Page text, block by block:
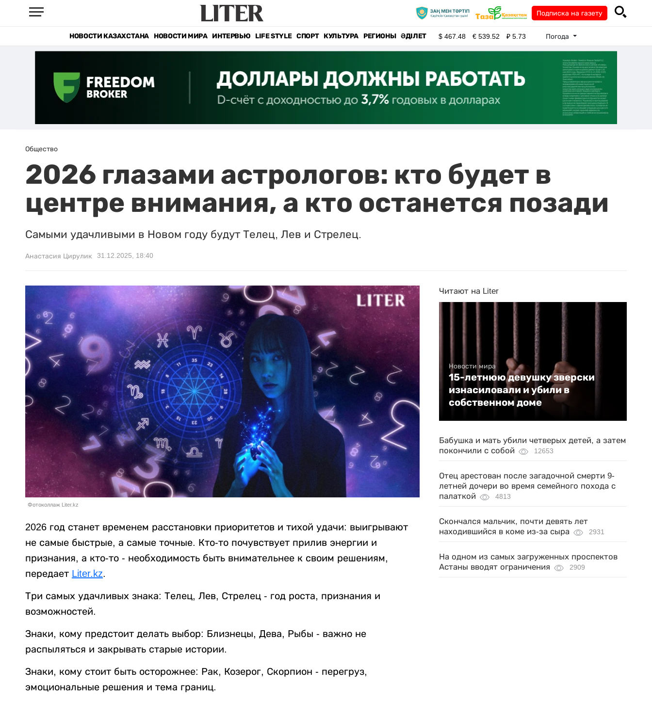
Подписка на газету
НОВОСТИ КАЗАХСТАНА НОВОСТИ МИРА ИНТЕРВЬЮ LIFE STYLE СПОРТ КУЛЬТУРА РЕГИОНЫ ӘДІЛЕТ $467.48 €539.52 ₽5.73 Погода
Общество
2026 глазами астрологов: кто будет в
центре внимания, а кто останется позади
Самыми удачливыми в Новом году будут Телец, Лев и Стрелец.
Анастасия Цирулик 31.12.2025, 18:40
Фотоколлаж Liter.kz
2026 год станет временем расстановки приоритетов и тихой удачи: выигрывают
не самые быстрые, а самые точные. Кто-то почувствует прилив энергии и
признания, а кто-то - необходимость быть внимательнее к своим решениям,
передает Liter.kz.
Три самых удачливых знака: Телец, Лев, Стрелец - год роста, признания и
возможностей.
Знаки, кому предстоит делать выбор: Близнецы, Дева, Рыбы - важно не
распыляться и закрывать старые истории.
Знаки, кому стоит быть осторожнее: Рак, Козерог, Скорпион - перегруз,
эмоциональные решения и тема границ.
Читают на Liter
Новости мира
15-летнюю девушку зверски
изнасиловали и убили в
собственном доме
Бабушка и мать убили четверых детей, а затем
покончили с собой
12653
Отец арестован после загадочной смерти 9-
летней дочери во время семейного похода с
палаткой
4813
Скончался мальчик, почти девять лет
находившийся в коме из-за сыра
2931
На одном из самых загруженных проспектов
Астаны вводят ограничения
2909